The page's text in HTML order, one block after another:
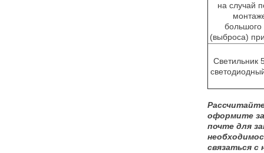
на случай
большого
(выброса)
Светильник
оформите
почте для
связаться